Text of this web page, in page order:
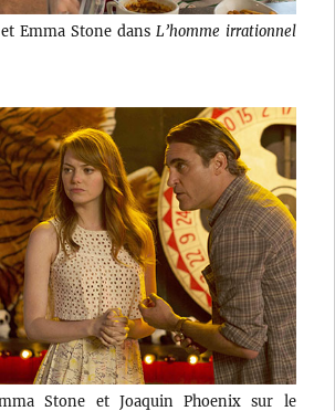
Emma Stone dans L’homme irrationnel
Stone et Joaquin Phoenix sur le